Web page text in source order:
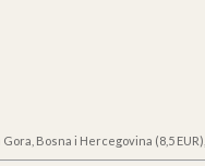
Bosna i Hercegovina (8,5